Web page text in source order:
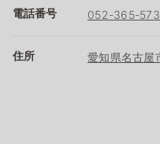
電話番号 052-365-
住所 愛知県名古屋